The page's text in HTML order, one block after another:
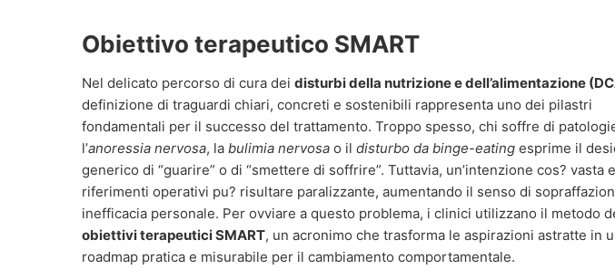
Obiettivo terapeutico SMART
Nel delicato percorso di cura dei disturbi della nutrizione e dell’alimentazione
definizione di traguardi chiari, concreti e sostenibili rappresenta uno dei pilastri
fondamentali per il successo del trattamento. Troppo spesso, chi soffre di
l’anoressia nervosa, la bulimia nervosa o il disturbo da binge-eating esprime il
generico di “guarire” o di “smettere di soffrire”. Tuttavia, un’intenzione cos? vasta
riferimenti operativi pu? risultare paralizzante, aumentando il senso di
inefficacia personale. Per ovviare a questo problema, i clinici utilizzano il metodo
obiettivi terapeutici SMART, un acronimo che trasforma le aspirazioni astratte in
roadmap pratica e misurabile per il cambiamento comportamentale.